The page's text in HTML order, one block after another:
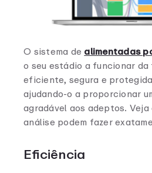
O sistema de alimentadas
o seu estádio a funcionar da
eficiente, segura e
ajudando-o a proporcionar
agradável aos adeptos. Veja
análise podem fazer
Eficiência